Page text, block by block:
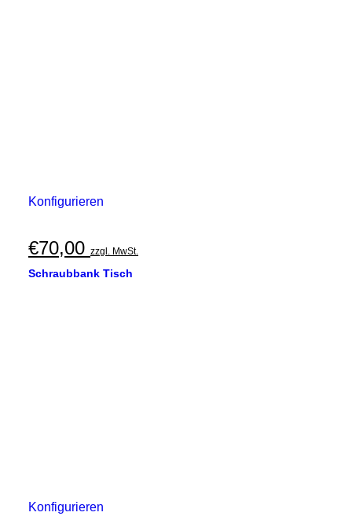
Konfigurieren
€70,00 zzgl. MwSt.
Schraubbank Tisch
Konfigurieren